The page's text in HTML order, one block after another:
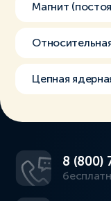
Магнит
Цепная
8 (800)